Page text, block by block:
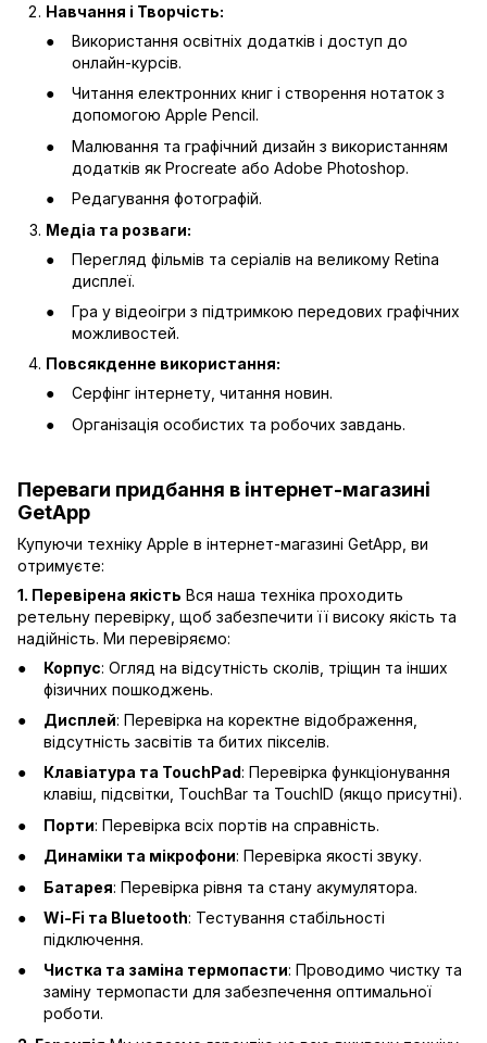
Навчання і Творчість:
Використання освітніх додатків і доступ до
онлайн-курсів.
Читання електронних книг і створення нотаток з
допомогою Apple Pencil.
Малювання та графічний дизайн з використанням
додатків як Procreate або Adobe Photoshop.
Редагування фотографій.
Медіа та розваги:
Перегляд фільмів та серіалів на великому Retina
дисплеї.
Гра у відеоігри з підтримкою передових графічних
можливостей.
Повсякденне використання:
Серфінг інтернету, читання новин.
Організація особистих та робочих завдань.
Переваги придбання в інтернет-магазині
GetApp
Купуючи техніку Apple в інтернет-магазині GetApp, ви
отримуєте:
1. Перевірена якість Вся наша техніка проходить
ретельну перевірку, щоб забезпечити її високу якість та
надійність. Ми перевіряємо:
Корпус: Огляд на відсутність сколів, тріщин та інших
фізичних пошкоджень.
Дисплей: Перевірка на коректне відображення,
відсутність засвітів та битих пікселів.
Клавіатура та TouchPad: Перевірка функціонування
клавіш, підсвітки, TouchBar та TouchID (якщо присутні).
Порти: Перевірка всіх портів на справність.
Динаміки та мікрофони: Перевірка якості звуку.
Батарея: Перевірка рівня та стану акумулятора.
Wi-Fi та Bluetooth: Тестування стабільності
підключення.
Чистка та заміна термопасти: Проводимо чистку та
заміну термопасти для забезпечення оптимальної
роботи.